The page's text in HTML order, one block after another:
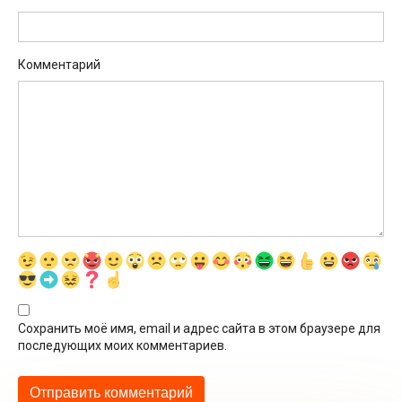
Комментарий
Сохранить моё имя, email и адрес сайта в этом браузере для
последующих моих комментариев.